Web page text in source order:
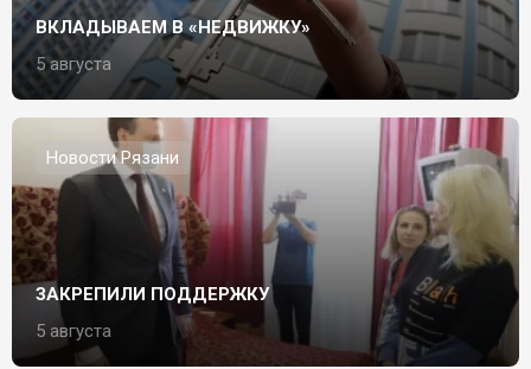
ВКЛАДЫВАЕМ В «НЕДВИЖКУ»
5 августа
Новости Рязани
ЗАКРЕПИЛИ ПОДДЕРЖКУ
5 августа